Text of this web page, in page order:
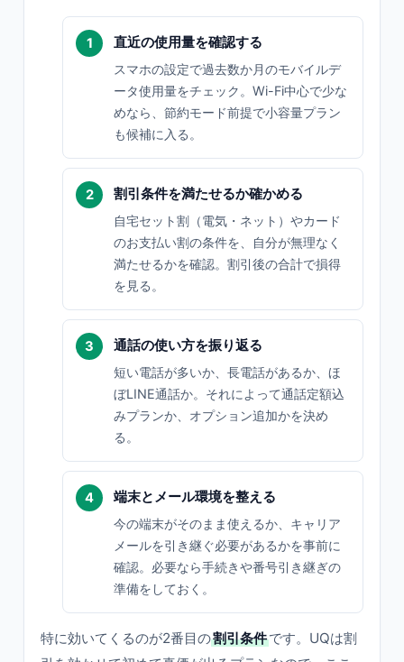
直近の使用量を確認する
スマホの設定で過去数か月のモバイルデ
ータ使用量をチェック。Wi-Fi中心で少な
めなら、節約モード前提で小容量プラン
も候補に入る。
割引条件を満たせるか確かめる
自宅セット割（電気・ネット）やカード
のお支払い割の条件を、自分が無理なく
満たせるかを確認。割引後の合計で損得
を見る。
通話の使い方を振り返る
短い電話が多いか、長電話があるか、ほ
ぼLINE通話か。それによって通話定額込
みプランか、オプション追加かを決め
る。
端末とメール環境を整える
今の端末がそのまま使えるか、キャリア
メールを引き継ぐ必要があるかを事前に
確認。必要なら手続きや番号引き継ぎの
準備をしておく。
特に効いてくるのが2番目の割引条件です。UQは割